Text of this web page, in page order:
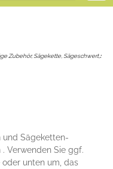
Zubehör, Sägekette, Sägeschwert,:
und Sägeketten-
. Verwenden Sie ggf.
unten um, das